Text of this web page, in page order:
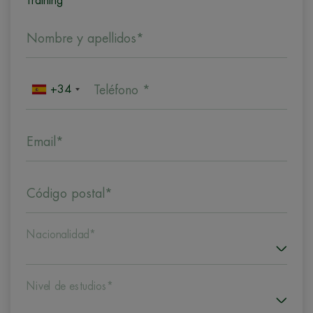
Nombre y apellidos*
+34 Teléfono *
Email*
Código postal*
Nacionalidad*
Nivel de estudios*